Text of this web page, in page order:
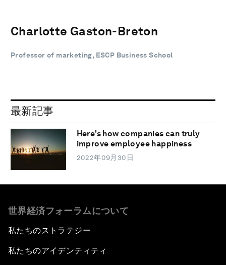
Charlotte Gaston-Breton
Professor of marketing, ESCP Business School
最新記事
Here's how companies can truly
improve employee happiness
2022年09月30日
世界経済フォーラムについて
私たちのストラテジー
私たちのアイデンティティ